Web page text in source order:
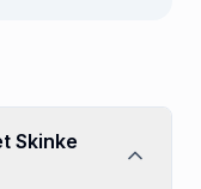
Skinke